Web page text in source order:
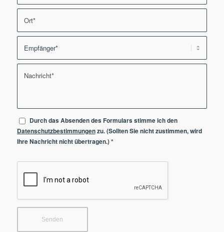
Durch das Absenden des Formulars stimme ich den
Datenschutzbestimmungenzu. (Sollten Sie nicht zustimmen, wird
Ihre Nachricht nicht übertragen.)*